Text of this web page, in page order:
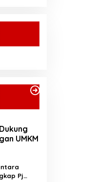
UMKM
Pj